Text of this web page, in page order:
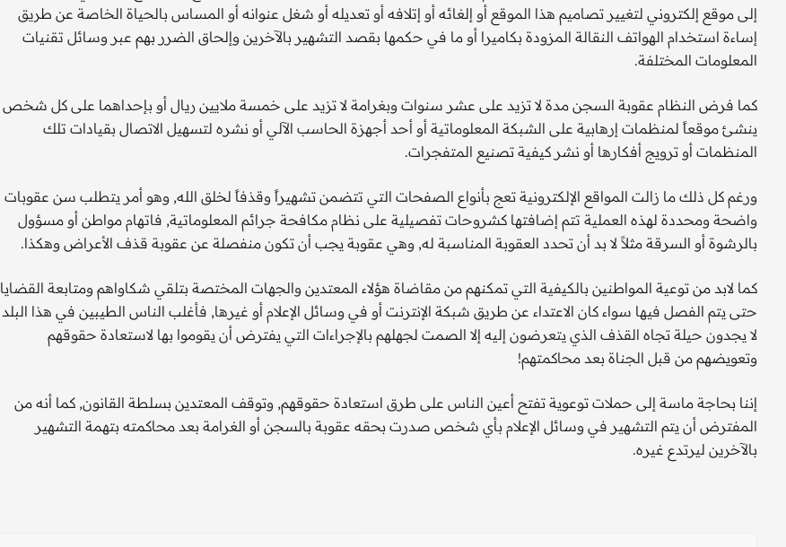
إلى موقع إلكتروني لتغيير تصاميم هذا الموقع أو إلغائه أو إتلافه أو تعديله أو شغل عنوانه أو المساس بالحياة الخاصة عن طريق
إساءة استخدام الهواتف النقالة المزودة بكاميرا أو ما في حكمها بقصد التشهير بالآخرين وإلحاق الضرر بهم عبر وسائل تقنيات
المعلومات المختلفة.
كما فرض النظام عقوبة السجن مدة لا تزيد على عشر سنوات وبغرامة لا تزيد على خمسة ملايين ريال أو بإحداهما على كل شخص
ينشئ موقعاً لمنظمات إرهابية على الشبكة المعلوماتية أو أحد أجهزة الحاسب الآلي أو نشره لتسهيل الاتصال بقيادات تلك
المنظمات أو ترويج أفكارها أو نشر كيفية تصنيع المتفجرات.
ورغم كل ذلك ما زالت المواقع الإلكترونية تعج بأنواع الصفحات التي تتضمن تشهيراً وقذفاً لخلق الله, وهو أمر يتطلب سن عقوبات
واضحة ومحددة لهذه العملية تتم إضافتها كشروحات تفصيلية على نظام مكافحة جرائم المعلوماتية, فاتهام مواطن أو مسؤول
بالرشوة أو السرقة مثلاً لا بد أن تحدد العقوبة المناسبة له, وهي عقوبة يجب أن تكون منفصلة عن عقوبة قذف الأعراض وهكذا.
كما لابد من توعية المواطنين بالكيفية التي تمكنهم من مقاضاة هؤلاء المعتدين والجهات المختصة بتلقي شكاواهم ومتابعة القضايا
حتى يتم الفصل فيها سواء كان الاعتداء عن طريق شبكة الإنترنت أو في وسائل الإعلام أو غيرها, فأغلب الناس الطيبين في هذا البلد
لا يجدون حيلة تجاه القذف الذي يتعرضون إليه إلا الصمت لجهلهم بالإجراءات التي يفترض أن يقوموا بها لاستعادة حقوقهم
وتعويضهم من قبل الجناة بعد محاكمتهم!
إننا بحاجة ماسة إلى حملات توعوية تفتح أعين الناس على طرق استعادة حقوقهم, وتوقف المعتدين بسلطة القانون, كما أنه من
المفترض أن يتم التشهير في وسائل الإعلام بأي شخص صدرت بحقه عقوبة بالسجن أو الغرامة بعد محاكمته بتهمة التشهير
بالآخرين ليرتدع غيره.